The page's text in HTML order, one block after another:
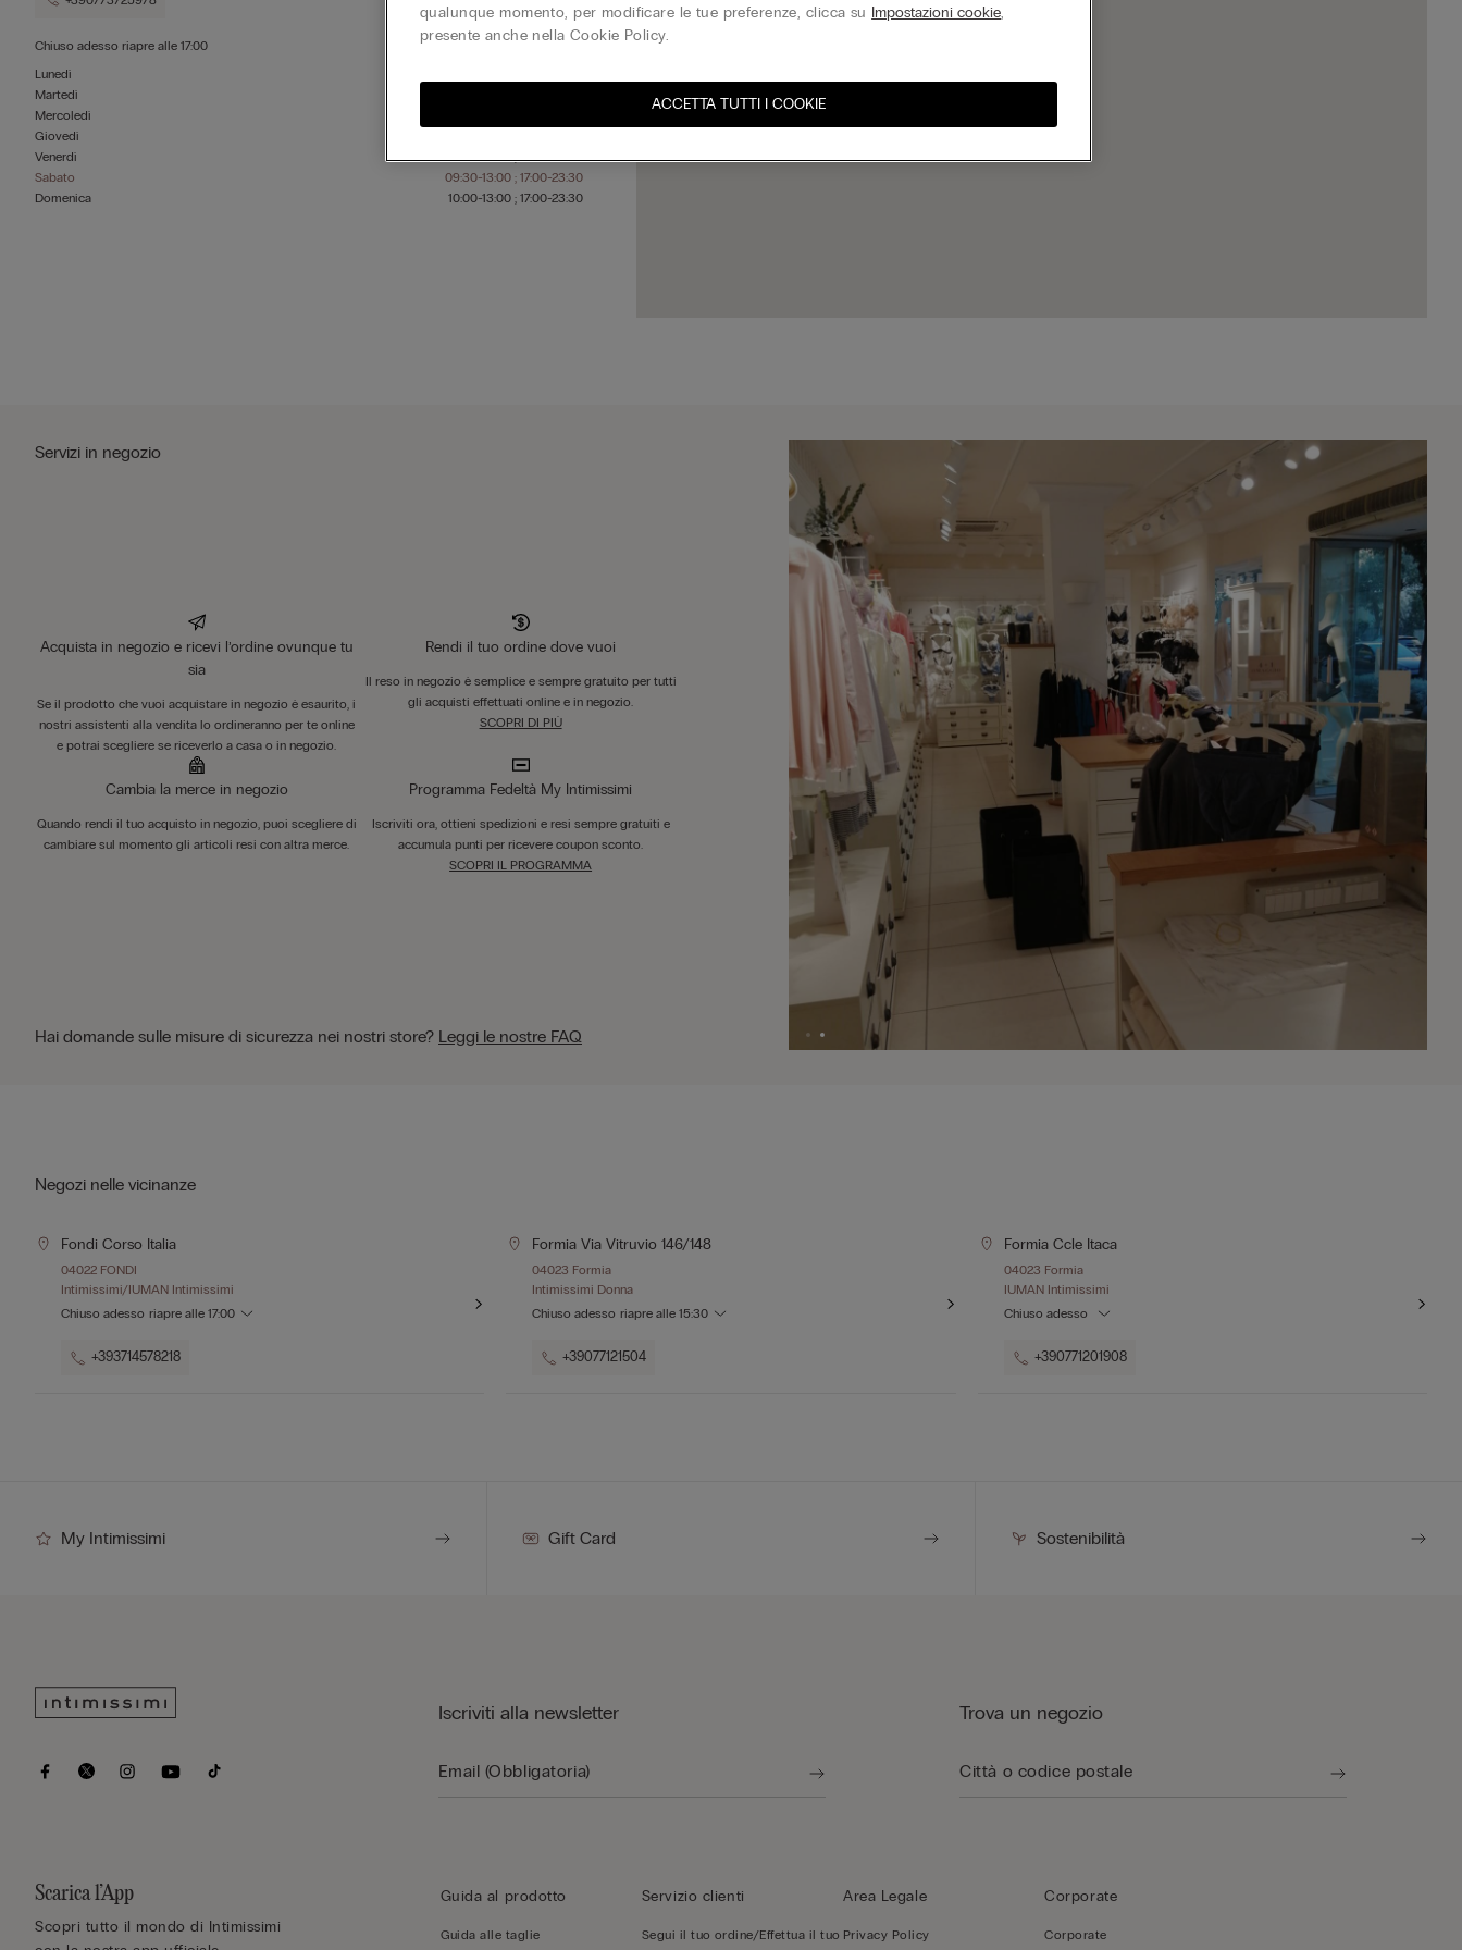
Chiuso adesso riapre alle 17:00
Lunedì
Martedì
Mercoledì
Giovedì
Venerdì
09:30-13:00 ; 17:00-23:30
Sabato
09:30-13:00 ; 17:00-23:30
Domenica
10:00-13:00 ; 17:00-23:30
Servizi in negozio
Acquista in negozio e ricevi l’ordine ovunque tu
sia
Se il prodotto che vuoi acquistare in negozio è esaurito, i
nostri assistenti alla vendita lo ordineranno per te online
e potrai scegliere se riceverlo a casa o in negozio.
Rendi il tuo ordine dove vuoi
Il reso in negozio è semplice e sempre gratuito per tutti
gli acquisti effettuati online e in negozio.
SCOPRI DI PIÙ
Cambia la merce in negozio
Quando rendi il tuo acquisto in negozio, puoi scegliere di
cambiare sul momento gli articoli resi con altra merce.
Programma Fedeltà My Intimissimi
Iscriviti ora, ottieni spedizioni e resi sempre gratuiti e
accumula punti per ricevere coupon sconto.
SCOPRI IL PROGRAMMA
Hai domande sulle misure di sicurezza nei nostri store? Leggi le nostre FAQ
Negozi nelle vicinanze
Fondi Corso Italia
04022 FONDI
Intimissimi/IUMAN Intimissimi
Chiuso adesso riapre alle 17:00
+393714578218
Formia Via Vitruvio 146/148
04023 Formia
Intimissimi Donna
Chiuso adesso riapre alle15:30
+39077121504
Formia Ccle Itaca
04023 Formia
IUMAN Intimissimi
Chiuso adesso
+390771201908
My Intimissimi Gift Card Sostenibilità
Scarica l’App
Scopri tutto il mondo di Intimissimi
Iscriviti alla newsletter Trova un negozio
Guida al prodotto
Guida alle taglie
Servizio clienti
Segui il tuo ordine/Effettua il tuo
Area Legale
Privacy Policy
Corporate
Corporate
qualunque momento, per modificare le tue preferenze, clicca su Impostazioni cookie,
presente anche nella Cookie Policy.
ACCETTA TUTTI I COOKIE